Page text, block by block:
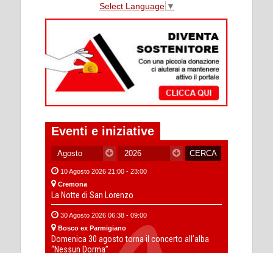
Select Language ▼
Eventi e iniziative
10 Agosto 2026 21:00 - 23:00
Cremona
La Notte di San Lorenzo
30 Agosto 2026 06:38 - 09:00
Bosco ex Parmigiano
Domenica 30 agosto torna il concerto all’alba
“Nessun Dorma”